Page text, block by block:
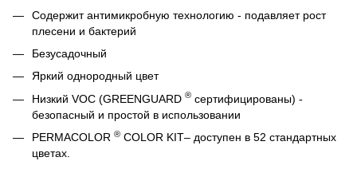
Содержит антимикробную технологию - подавляет рост
плесени и бактерий
Безусадочный
Яркий однородный цвет
Низкий VOC (GREENGUARD ® сертифицированы) -
безопасный и простой в использовании
PERMACOLOR ® COLOR KIT– доступен в 52 стандартных
цветах.